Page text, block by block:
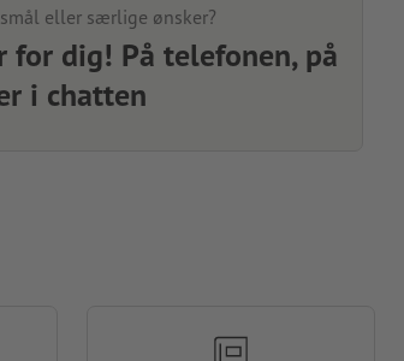
eller særlige ønsker?
for dig! På telefonen, på
i chatten